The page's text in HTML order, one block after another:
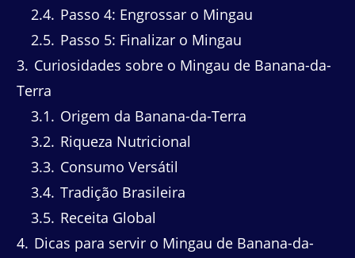
2.4 Passo 4: Engrossar o Mingau
2.5 Passo 5: Finalizar o Mingau
3 Curiosidades sobre o Mingau de Banana-da-
Terra
3.1
Origem da Banana-da-Terra
3.2 Riqueza Nutricional
3.3 Consumo Versátil
3.4 Tradição Brasileira
3.5 Receita Global
4 Dicas para servir o Mingau de Banana-da-